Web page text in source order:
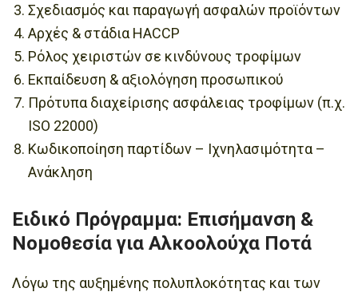
Σχεδιασμός και παραγωγή ασφαλών προϊόντων
Αρχές & στάδια HACCP
Ρόλος χειριστών σε κινδύνους τροφίμων
Εκπαίδευση & αξιολόγηση προσωπικού
Πρότυπα διαχείρισης ασφάλειας τροφίμων (π.χ.
ISO 22000)
Κωδικοποίηση παρτίδων – Ιχνηλασιμότητα –
Ανάκληση
Ειδικό Πρόγραμμα: Επισήμανση &
Νομοθεσία για Αλκοολούχα Ποτά
Λόγω της αυξημένης πολυπλοκότητας και των